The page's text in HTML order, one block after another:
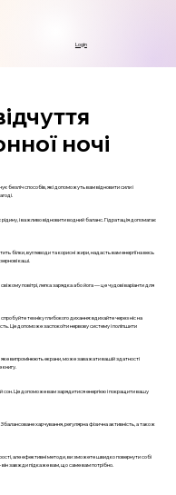
Login
ночі
безліч способів, які допоможуть вам відновити сили і
і важливо відновити водний баланс. Гідратація допомагає
білки, вуглеводи та корисні жири, надасть вам енергії на весь
каші.
повітрі, легка зарядка або йога — це чудові варіанти для
техніку глибокого дихання: вдихайте через ніс на
Це допоможе заспокоїти нервову систему і поліпшити
випромінюють екрани, може заважати вашій здатності
книгу.
сон. Це допоможе вам зарядитися енергією і покращити вашу
харчування, регулярна фізична активність, а також
але ефективні методи, ви зможете швидко повернути собі
він завжди підкаже вам, що саме вам потрібно.